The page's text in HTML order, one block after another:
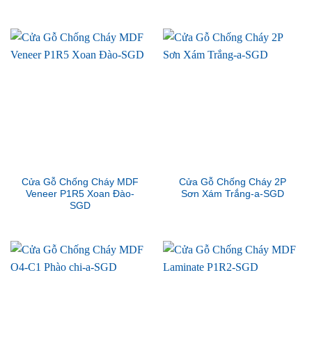
Cửa Gỗ Chống Cháy MDF
Veneer P1R5 Xoan Đào-
SGD
Cửa Gỗ Chống Cháy 2P
Sơn Xám Trắng-a-SGD